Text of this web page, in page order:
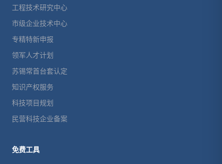
工程技术研究中心
市级企业技术中心
专精特新申报
领军人才计划
苏锡常首台套认定
知识产权服务
科技项目规划
民营科技企业备案
免费工具